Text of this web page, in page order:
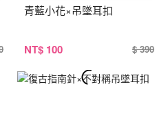
青藍小花×吊墜耳扣
NT$ 100 $ 390